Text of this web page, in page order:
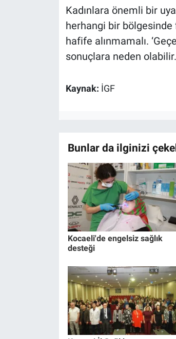
Kadınlara önemli bir
herhangi bir
hafife alınmamalı.
sonuçlara neden
Kaynak: İGF
Bunlar da ilginizi
Kocaeli'de engelsiz sağlık
desteği